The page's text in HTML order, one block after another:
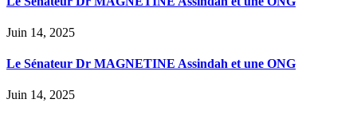
Juin 14, 2025
Le Sénateur Dr MAGNETINE Assindah et une ONG
Juin 14, 2025